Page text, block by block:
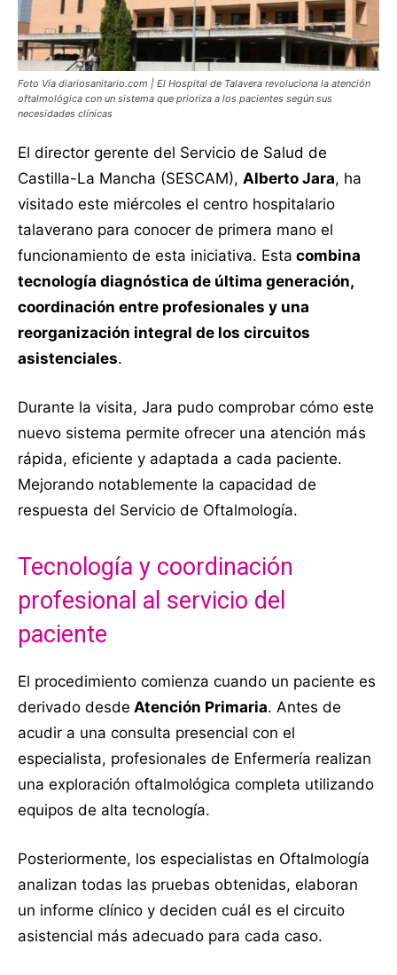
Foto Vía diariosanitario.com | El Hospital de Talavera revoluciona la atención
oftalmológica con un sistema que prioriza a los pacientes según sus
necesidades clínicas
El director gerente del Servicio de Salud de
Castilla-La Mancha (SESCAM), Alberto Jara, ha
visitado este miércoles el centro hospitalario
talaverano para conocer de primera mano el
funcionamiento de esta iniciativa. Esta combina
tecnología diagnóstica de última generación,
coordinación entre profesionales y una
reorganización integral de los circuitos
asistenciales.
Durante la visita, Jara pudo comprobar cómo este
nuevo sistema permite ofrecer una atención más
rápida, eficiente y adaptada a cada paciente.
Mejorando notablemente la capacidad de
respuesta del Servicio de Oftalmología.
Tecnología y coordinación
profesional al servicio del
paciente
El procedimiento comienza cuando un paciente es
derivado desde Atención Primaria. Antes de
acudir a una consulta presencial con el
especialista, profesionales de Enfermería realizan
una exploración oftalmológica completa utilizando
equipos de alta tecnología.
Posteriormente, los especialistas en Oftalmología
analizan todas las pruebas obtenidas, elaboran
un informe clínico y deciden cuál es el circuito
asistencial más adecuado para cada caso.